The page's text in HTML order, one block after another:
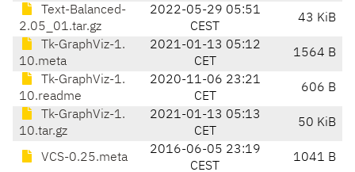
Text-Balanced-
2.05_01.tar.gz
2022-05-29 05:51
CEST
43 KiB
Tk-GraphViz-1.
10.meta
2021-01-13 05:12
CET
1564 B
Tk-GraphViz-1.
10.readme
2020-11-06 23:21
CET
606 B
Tk-GraphViz-1.
10.tar.gz
2021-01-13 05:13
CET
50 KiB
VCS-0.25.meta
2016-06-05 23:19
CEST
1041 B